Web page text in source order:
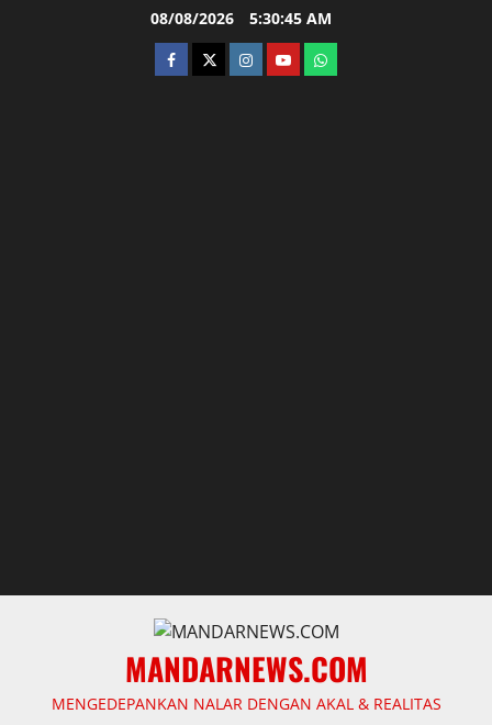
08/08/2026 5:30:46 AM
facebooktwitterinstagram.com
youtubewhatsapp
MANDARNEWS.COM
MENGEDEPANKAN NALAR DENGAN AKAL & REALITAS